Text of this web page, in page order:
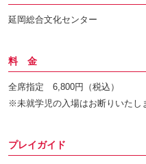
延岡総合文化センター
料 金
全席指定 6,800円（税込）
※未就学児の入場はお断りいたし
プレイガイド